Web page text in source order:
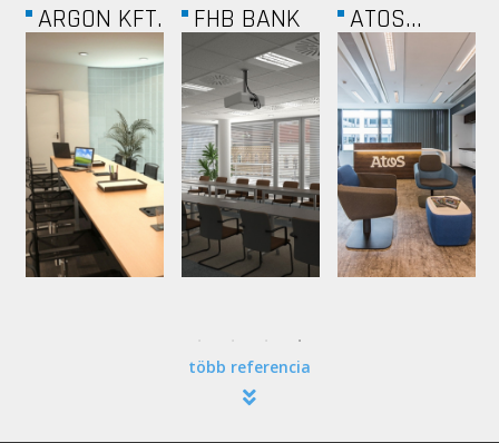
MAGÁNLAKÁS VÁROSLIGETI... AUTOWALLIS
több referencia